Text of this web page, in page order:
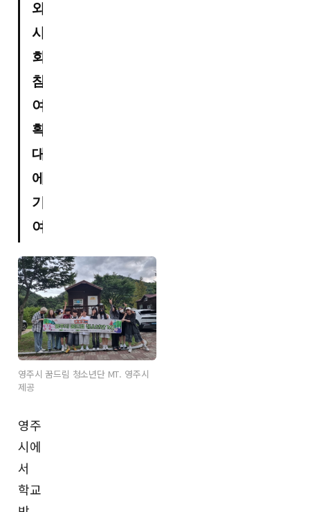
와
사
회
참
여
확
대
에
기
여
영주시 꿈드림 청소년단 MT. 영주시
제공
영주
시에
서
학교